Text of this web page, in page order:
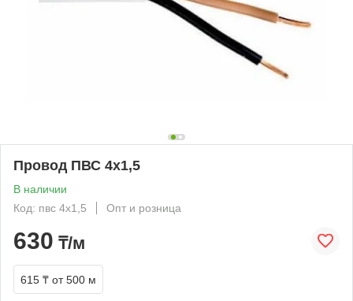
Провод ПВС 4х1,5
В наличии
Код: пвс 4х1,5
Опт и розница
630 ₸/м
615 ₸ от 500 м